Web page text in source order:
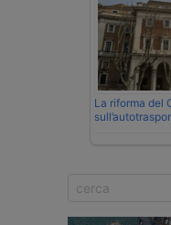
La riforma del